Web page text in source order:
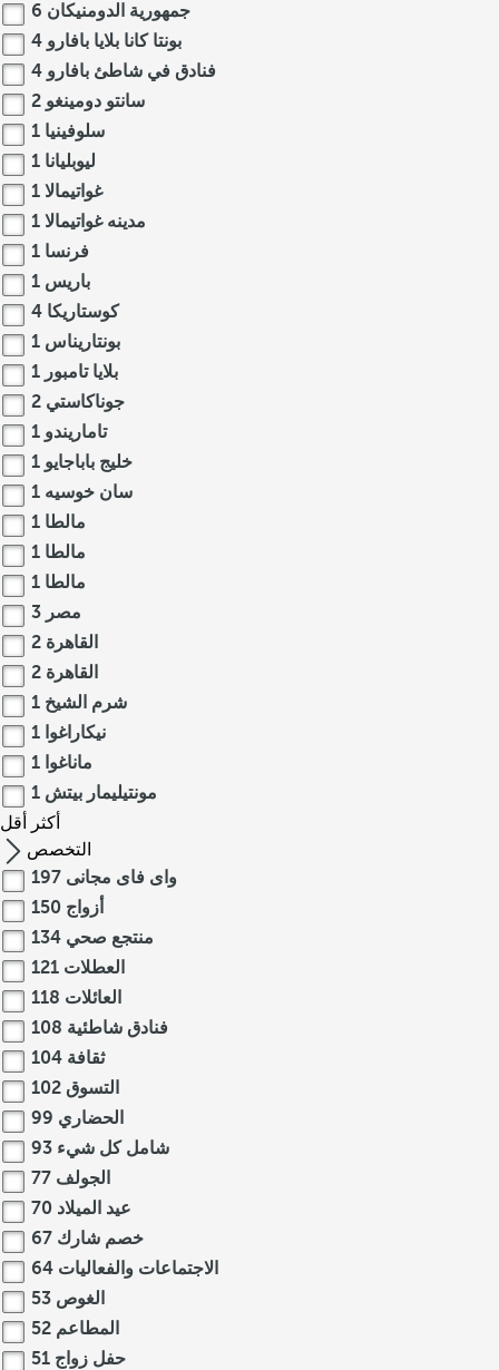
جمهورية الدومنيكان 6
بونتا كانا بلايا بافارو 4
فنادق في شاطئ بافارو 4
سانتو دومينغو 2
سلوفينيا 1
ليوبليانا 1
غواتيمالا 1
مدينه غواتيمالا 1
فرنسا 1
باريس 1
كوستاريكا 4
بونتاريناس 1
بلايا تامبور 1
جوناكاستي 2
تاماريندو 1
خليج باباجايو 1
سان خوسيه 1
مالطا 1
مالطا 1
مالطا 1
مصر 3
القاهرة 2
القاهرة 2
شرم الشيخ 1
نيكاراغوا 1
ماناغوا 1
مونتيليمار بيتش 1
أكثر
أقل
التخصص
واى فاى مجانى 197
أزواج 150
منتجع صحي 134
العطلات 121
العائلات 118
فنادق شاطئية 108
ثقافة 104
التسوق 102
الحضاري 99
شامل كل شيء 93
الجولف 77
عيد الميلاد 70
خصم شارك 67
الاجتماعات والفعاليات 64
الغوص 53
المطاعم 52
حفل زواج 51